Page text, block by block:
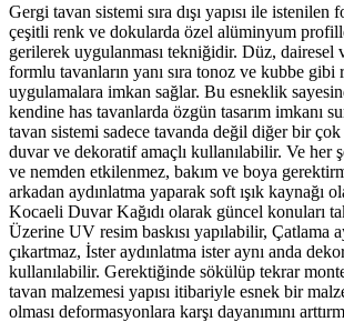
Gergi tavan sistemi sıra dışı yapısı ile istenilen
çeşitli renk ve dokularda özel alüminyum
gerilerek uygulanması tekniğidir. Düz, dairesel
formlu tavanların yanı sıra tonoz ve kubbe gibi
uygulamalara imkan sağlar. Bu esneklik
kendine has tavanlarda özgün tasarım imkanı
tavan sistemi sadece tavanda değil diğer bir
duvar ve dekoratif amaçlı kullanılabilir. Ve her
ve nemden etkilenmez, bakım ve boya
arkadan aydınlatma yaparak soft ışık kaynağı
Kocaeli Duvar Kağıdı olarak güncel konuları
Üzerine UV resim baskısı yapılabilir, Çatlama
çıkartmaz, İster aydınlatma ister aynı anda
kullanılabilir. Gerektiğinde sökülüp tekrar
tavan malzemesi yapısı itibariyle esnek bir
olması deformasyonlara karşı dayanımını